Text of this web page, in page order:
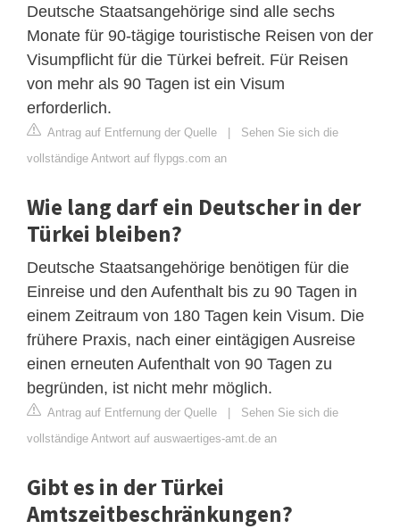
Deutsche Staatsangehörige sind alle sechs
Monate für 90-tägige touristische Reisen von der
Visumpflicht für die Türkei befreit. Für Reisen
von mehr als 90 Tagen ist ein Visum
erforderlich.
Antrag auf Entfernung der Quelle | Sehen Sie sich die
vollständige Antwort auf flypgs.com an
Wie lang darf ein Deutscher in der
Türkei bleiben?
Deutsche Staatsangehörige benötigen für die
Einreise und den Aufenthalt bis zu 90 Tagen in
einem Zeitraum von 180 Tagen kein Visum. Die
frühere Praxis, nach einer eintägigen Ausreise
einen erneuten Aufenthalt von 90 Tagen zu
begründen, ist nicht mehr möglich.
Antrag auf Entfernung der Quelle | Sehen Sie sich die
vollständige Antwort auf auswaertiges-amt.de an
Gibt es in der Türkei
Amtszeitbeschränkungen?